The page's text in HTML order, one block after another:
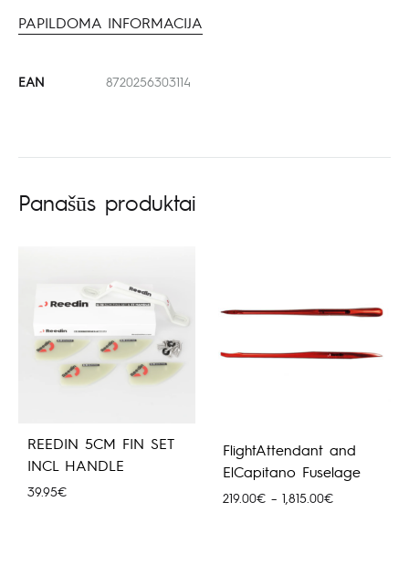
PAPILDOMA INFORMACIJA
EAN 8720256303114
Panašūs produktai
REEDIN 5CM FIN SET
INCL HANDLE
39.95€
FlightAttendant and
ElCapitano Fuselage
219.00€ – 1,815.00€Price